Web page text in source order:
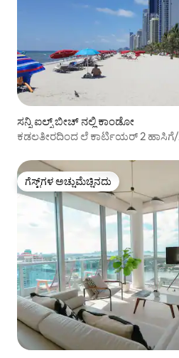
ಸನ್ನಿ ಐಲ್ಸ್ ಬೀಚ್ ನಲ್ಲಿ ಕಾಂಡೋ
ಕಡಲತೀರದಿಂದ ಲೆ ಕಾರ್ಟಿಯರ್ 2 ಹಾಸಿಗೆ/
ಗೆಸ್ಟ್‌ಗಳ ಅಚ್ಚುಮೆಚ್ಚಿನದು
ಗೆಸ್ಟ್‌ಗಳ ಅಚ್ಚುಮೆಚ್ಚಿನದು